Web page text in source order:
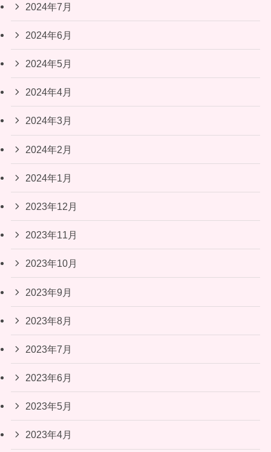
2024年7月
2024年6月
2024年5月
2024年4月
2024年3月
2024年2月
2024年1月
2023年12月
2023年11月
2023年10月
2023年9月
2023年8月
2023年7月
2023年6月
2023年5月
2023年4月